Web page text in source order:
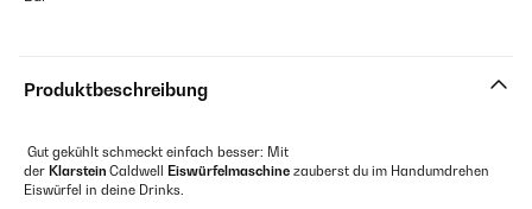
Produktbeschreibung
Gut gekühlt schmeckt einfach besser: Mit
der Klarstein Caldwell Eiswürfelmaschine zauberst du im Handumdrehen
Eiswürfel in deine Drinks.